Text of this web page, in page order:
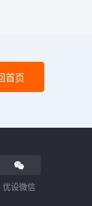
首页
优设微信